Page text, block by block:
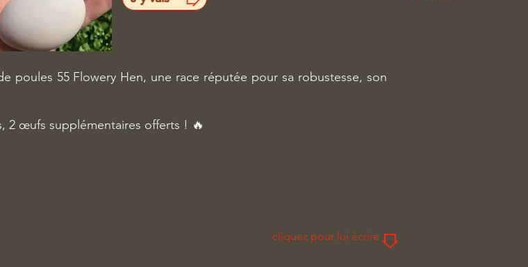
cliquez pour lui écrire
poules 55 Flowery Hen, une race réputée pour sa robustesse, son
2 œufs supplémentaires offerts ! 🔥